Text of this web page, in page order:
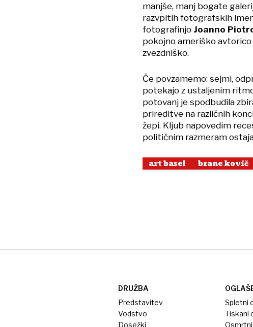
manjše, manj bogate
razvpitih fotografskih
fotografinjo Joanno
pokojno ameriško avtorico
zvezdniško.
Če povzamemo: sejmi,
potekajo z ustaljenim
potovanj je spodbudila
prireditve na različnih
žepi. Kljub napovedim
političnim razmeram
art basel brane kovič
DRUŽBA
Predstavitev
Vodstvo
Dosežki
Spletni
Tiskani